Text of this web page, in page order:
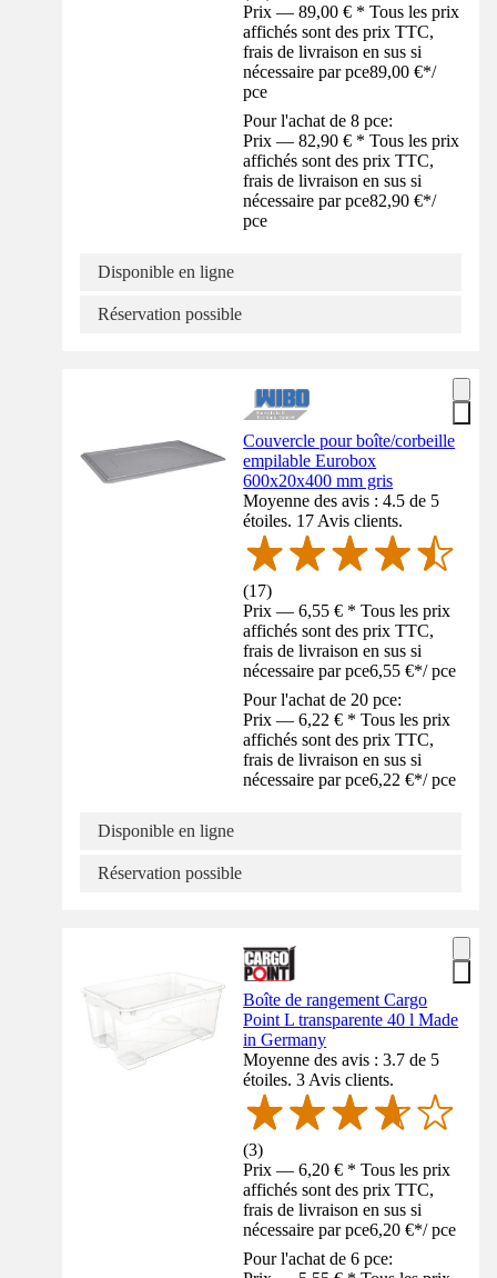
Prix — 89,00 € * Tous les prix
affichés sont des prix TTC,
frais de livraison en sus si
nécessaire par pce89,00 €*/
pce
Pour l'achat de 8 pce:
Prix — 82,90 € * Tous les prix
affichés sont des prix TTC,
frais de livraison en sus si
nécessaire par pce82,90 €*/
pce
Disponible en ligne
Réservation possible
Couvercle pour boîte/corbeille
empilable Eurobox
600x20x400 mm gris
Moyenne des avis : 4.5 de 5
étoiles. 17 Avis clients.
(17)
Prix — 6,55 € * Tous les prix
affichés sont des prix TTC,
frais de livraison en sus si
nécessaire par pce6,55 €*/ pce
Pour l'achat de 20 pce:
Prix — 6,22 € * Tous les prix
affichés sont des prix TTC,
frais de livraison en sus si
nécessaire par pce6,22 €*/ pce
Disponible en ligne
Réservation possible
Boîte de rangement Cargo
Point L transparente 40 l Made
in Germany
Moyenne des avis : 3.7 de 5
étoiles. 3 Avis clients.
(3)
Prix — 6,20 € * Tous les prix
affichés sont des prix TTC,
frais de livraison en sus si
nécessaire par pce6,20 €*/ pce
Pour l'achat de 6 pce: